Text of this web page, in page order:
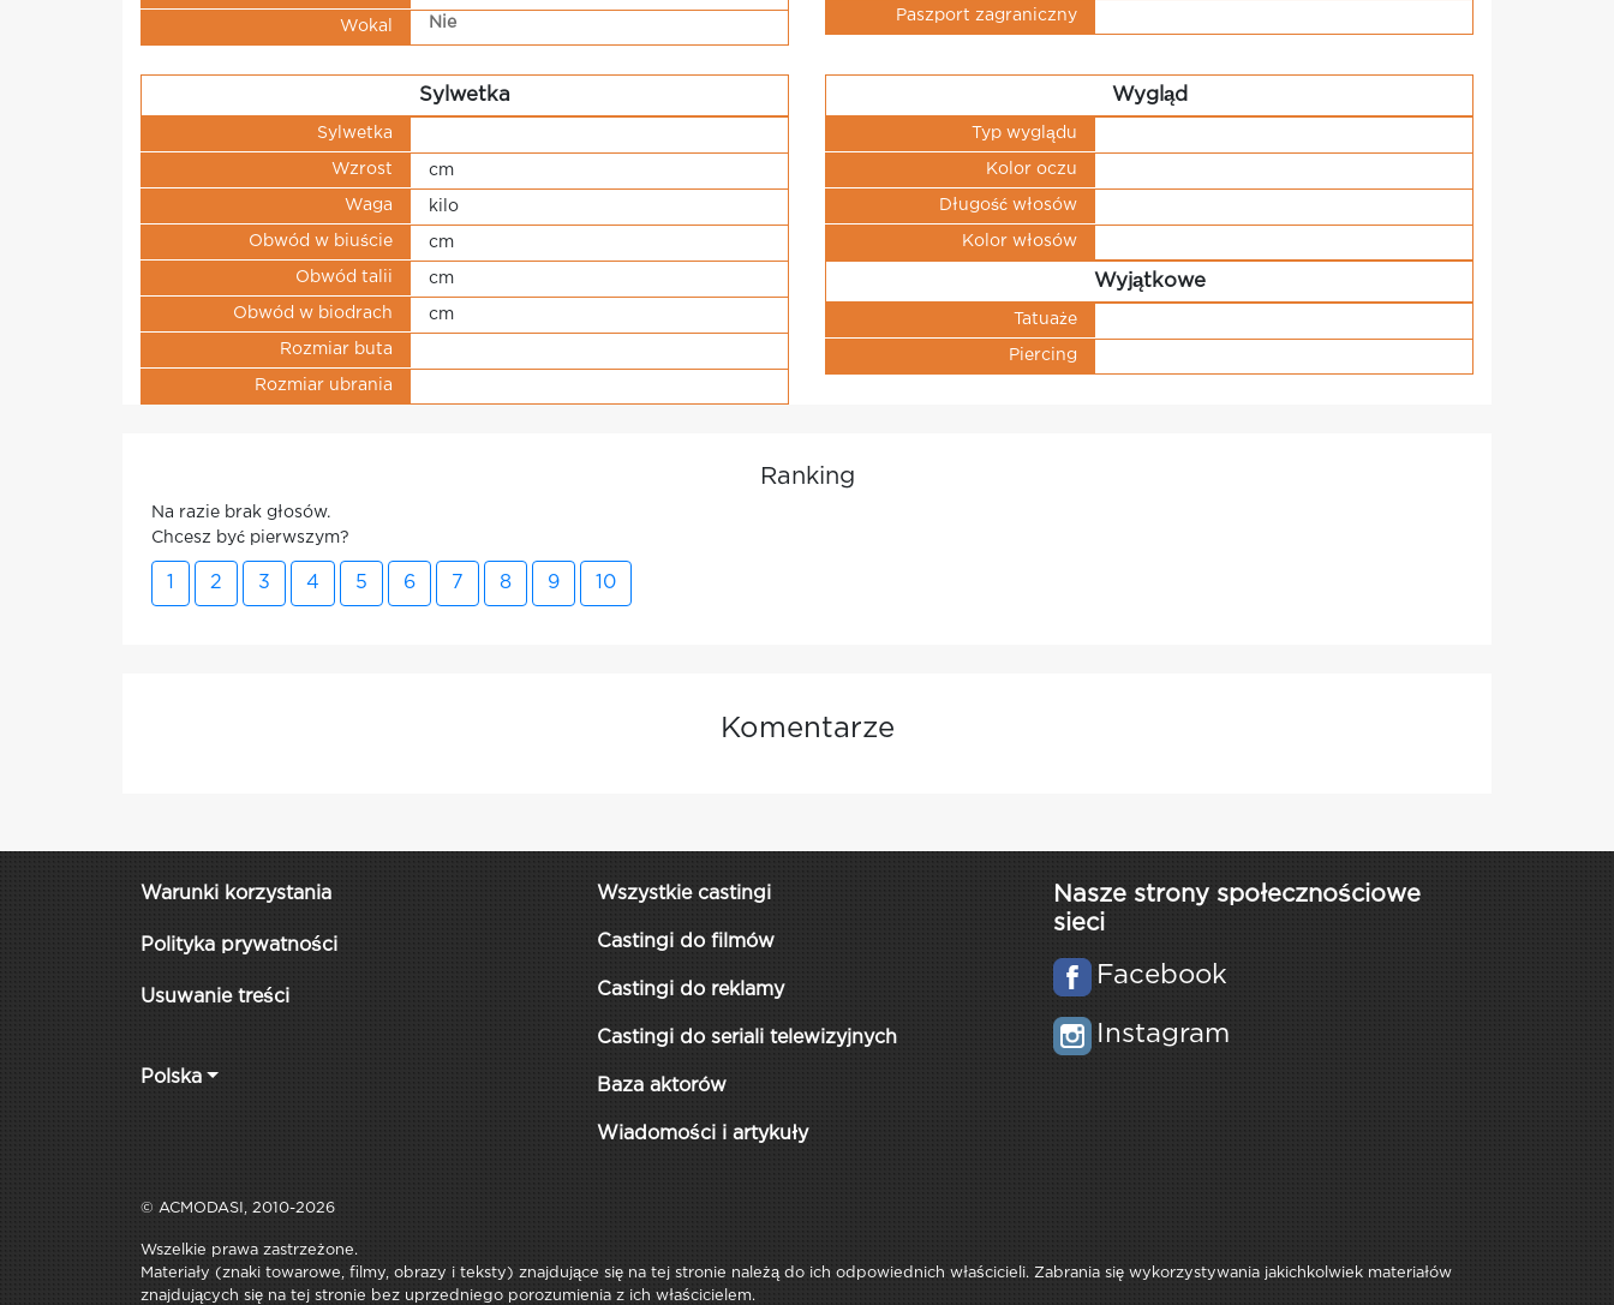
Wokal Nie Paszport zagraniczny
Sylwetka
Sylwetka
Wzrost cm
Waga kilo
Obwód w biuście cm
Obwód talii cm
Obwód w biodrach cm
Rozmiar buta
Rozmiar ubrania
Wygląd
Typ wyglądu
Kolor oczu
Długość włosów
Kolor włosów
Wyjątkowe
Tatuaże
Piercing
Ranking
Na razie brak głosów.
Chcesz być pierwszym?
2 3 4 5 6 7 8 9 10
Komentarze
Warunki korzystania
Polityka prywatności
Usuwanie treści
Polska
Wszystkie castingi
Castingi do filmów
Castingi do reklamy
Castingi do seriali telewizyjnych
Baza aktorów
Wiadomości i artykuły
Nasze strony społecznościowe
sieci
Facebook
Instagram
© ACMODASI, 2010-2026
Wszelkie prawa zastrzeżone.
Materiały (znaki towarowe, filmy, obrazy i teksty) znajdujące się na tej stronie należą do ich odpowiednich właścicieli. Zabrania się wykorzystywania jakichkolwiek materiałów
znajdujących się na tej stronie bez uprzedniego porozumienia z ich właścicielem.